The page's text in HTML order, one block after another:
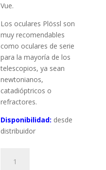
Vue.
Los oculares Plössl son
muy recomendables
como oculares de serie
para la mayoría de los
telescopios, ya sean
newtonianos,
catadióptricos o
refractores.
Disponibilidad: desde
distribuidor
TeleVue